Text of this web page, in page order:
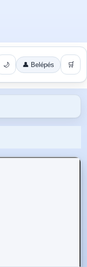
🌙 👤 Belépés 🛒